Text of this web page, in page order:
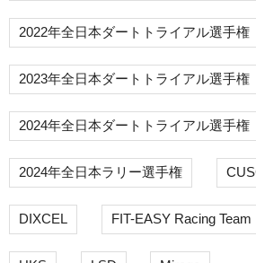
2022年全日本ダートトライアル選手権
2023年全日本ダートトライアル選手権
2024年全日本ダートトライアル選手権
2024年全日本ラリー選手権
DIXCEL FIT-EASY Racing Team